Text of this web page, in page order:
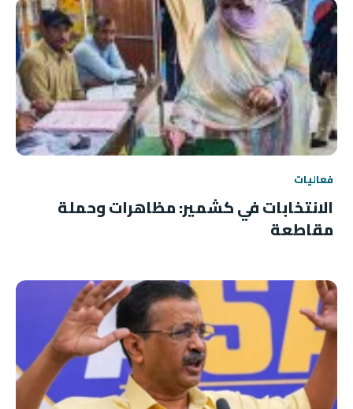
فعاليات
الانتخابات في كشمير: مظاهرات وحملة
مقاطعة